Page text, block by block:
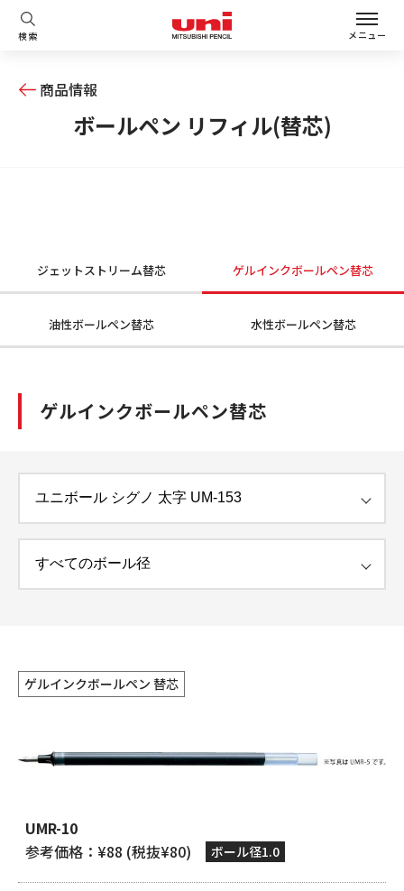
検索 メニュー
商品情報
ボールペン リフィル(替芯)
ジェットストリーム替芯 ゲルインクボールペン替芯
油性ボールペン替芯 水性ボールペン替芯
ゲルインクボールペン替芯
ゲルインクボールペン 替芯
UMR-10
参考価格：¥88 (税抜¥80)
ボール径1.0